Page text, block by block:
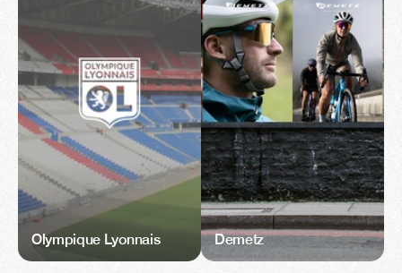
Olympique Lyonnais Demetz